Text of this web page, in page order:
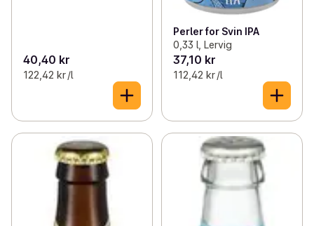
40,40 kr
122,42 kr /l
Perler for Svin IPA
0,33 l, Lervig
37,10 kr
112,42 kr /l